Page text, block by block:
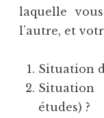
laquelle
l’autre, et
Situation
études) ?